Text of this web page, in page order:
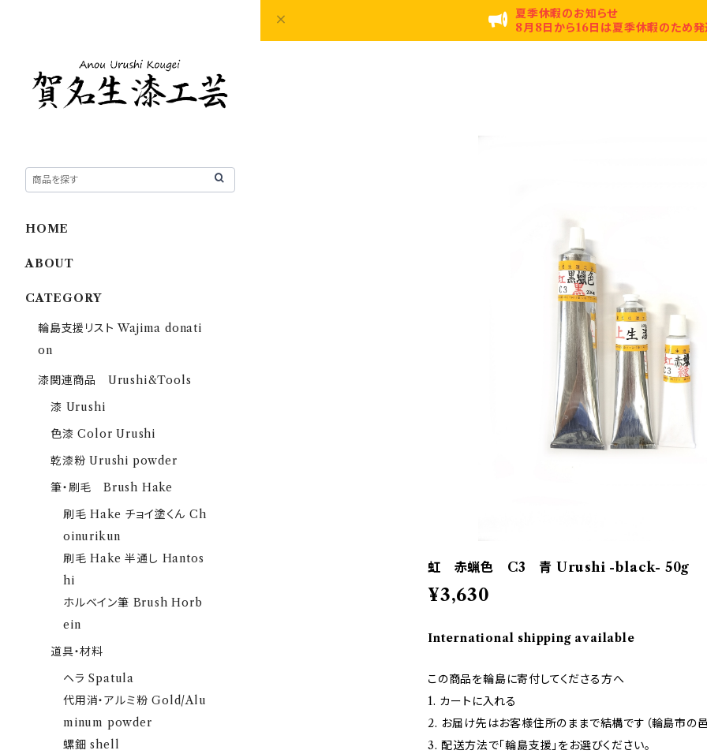
夏季休暇のお知らせ
8月8日から16日は夏季休暇のため発
虹 赤蝋色 C3 青 Urushi -black- 50g
¥3,630
International shipping available
この商品を輪島に寄付してくださる方へ
1. カートに入れる
2. お届け先はお客様住所のままで結構です（輪島市の邑
3. 配送方法で「輪島支援」をお選びください。
HOME
ABOUT
CATEGORY
輪島支援リスト Wajima donati
on
漆関連商品 Urushi&Tools
漆 Urushi
色漆 Color Urushi
乾漆粉 Urushi powder
筆・刷毛 Brush Hake
刷毛 Hake チョイ塗くん Ch
oinurikun
刷毛 Hake 半通し Hantos
hi
ホルベイン筆 Brush Horb
ein
道具・材料
ヘラ Spatula
代用消・アルミ粉 Gold/Alu
minum powder
螺鈿 shell